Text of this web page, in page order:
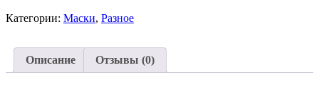
маска
Категории: Маски, Разное
Описание Отзывы (0)